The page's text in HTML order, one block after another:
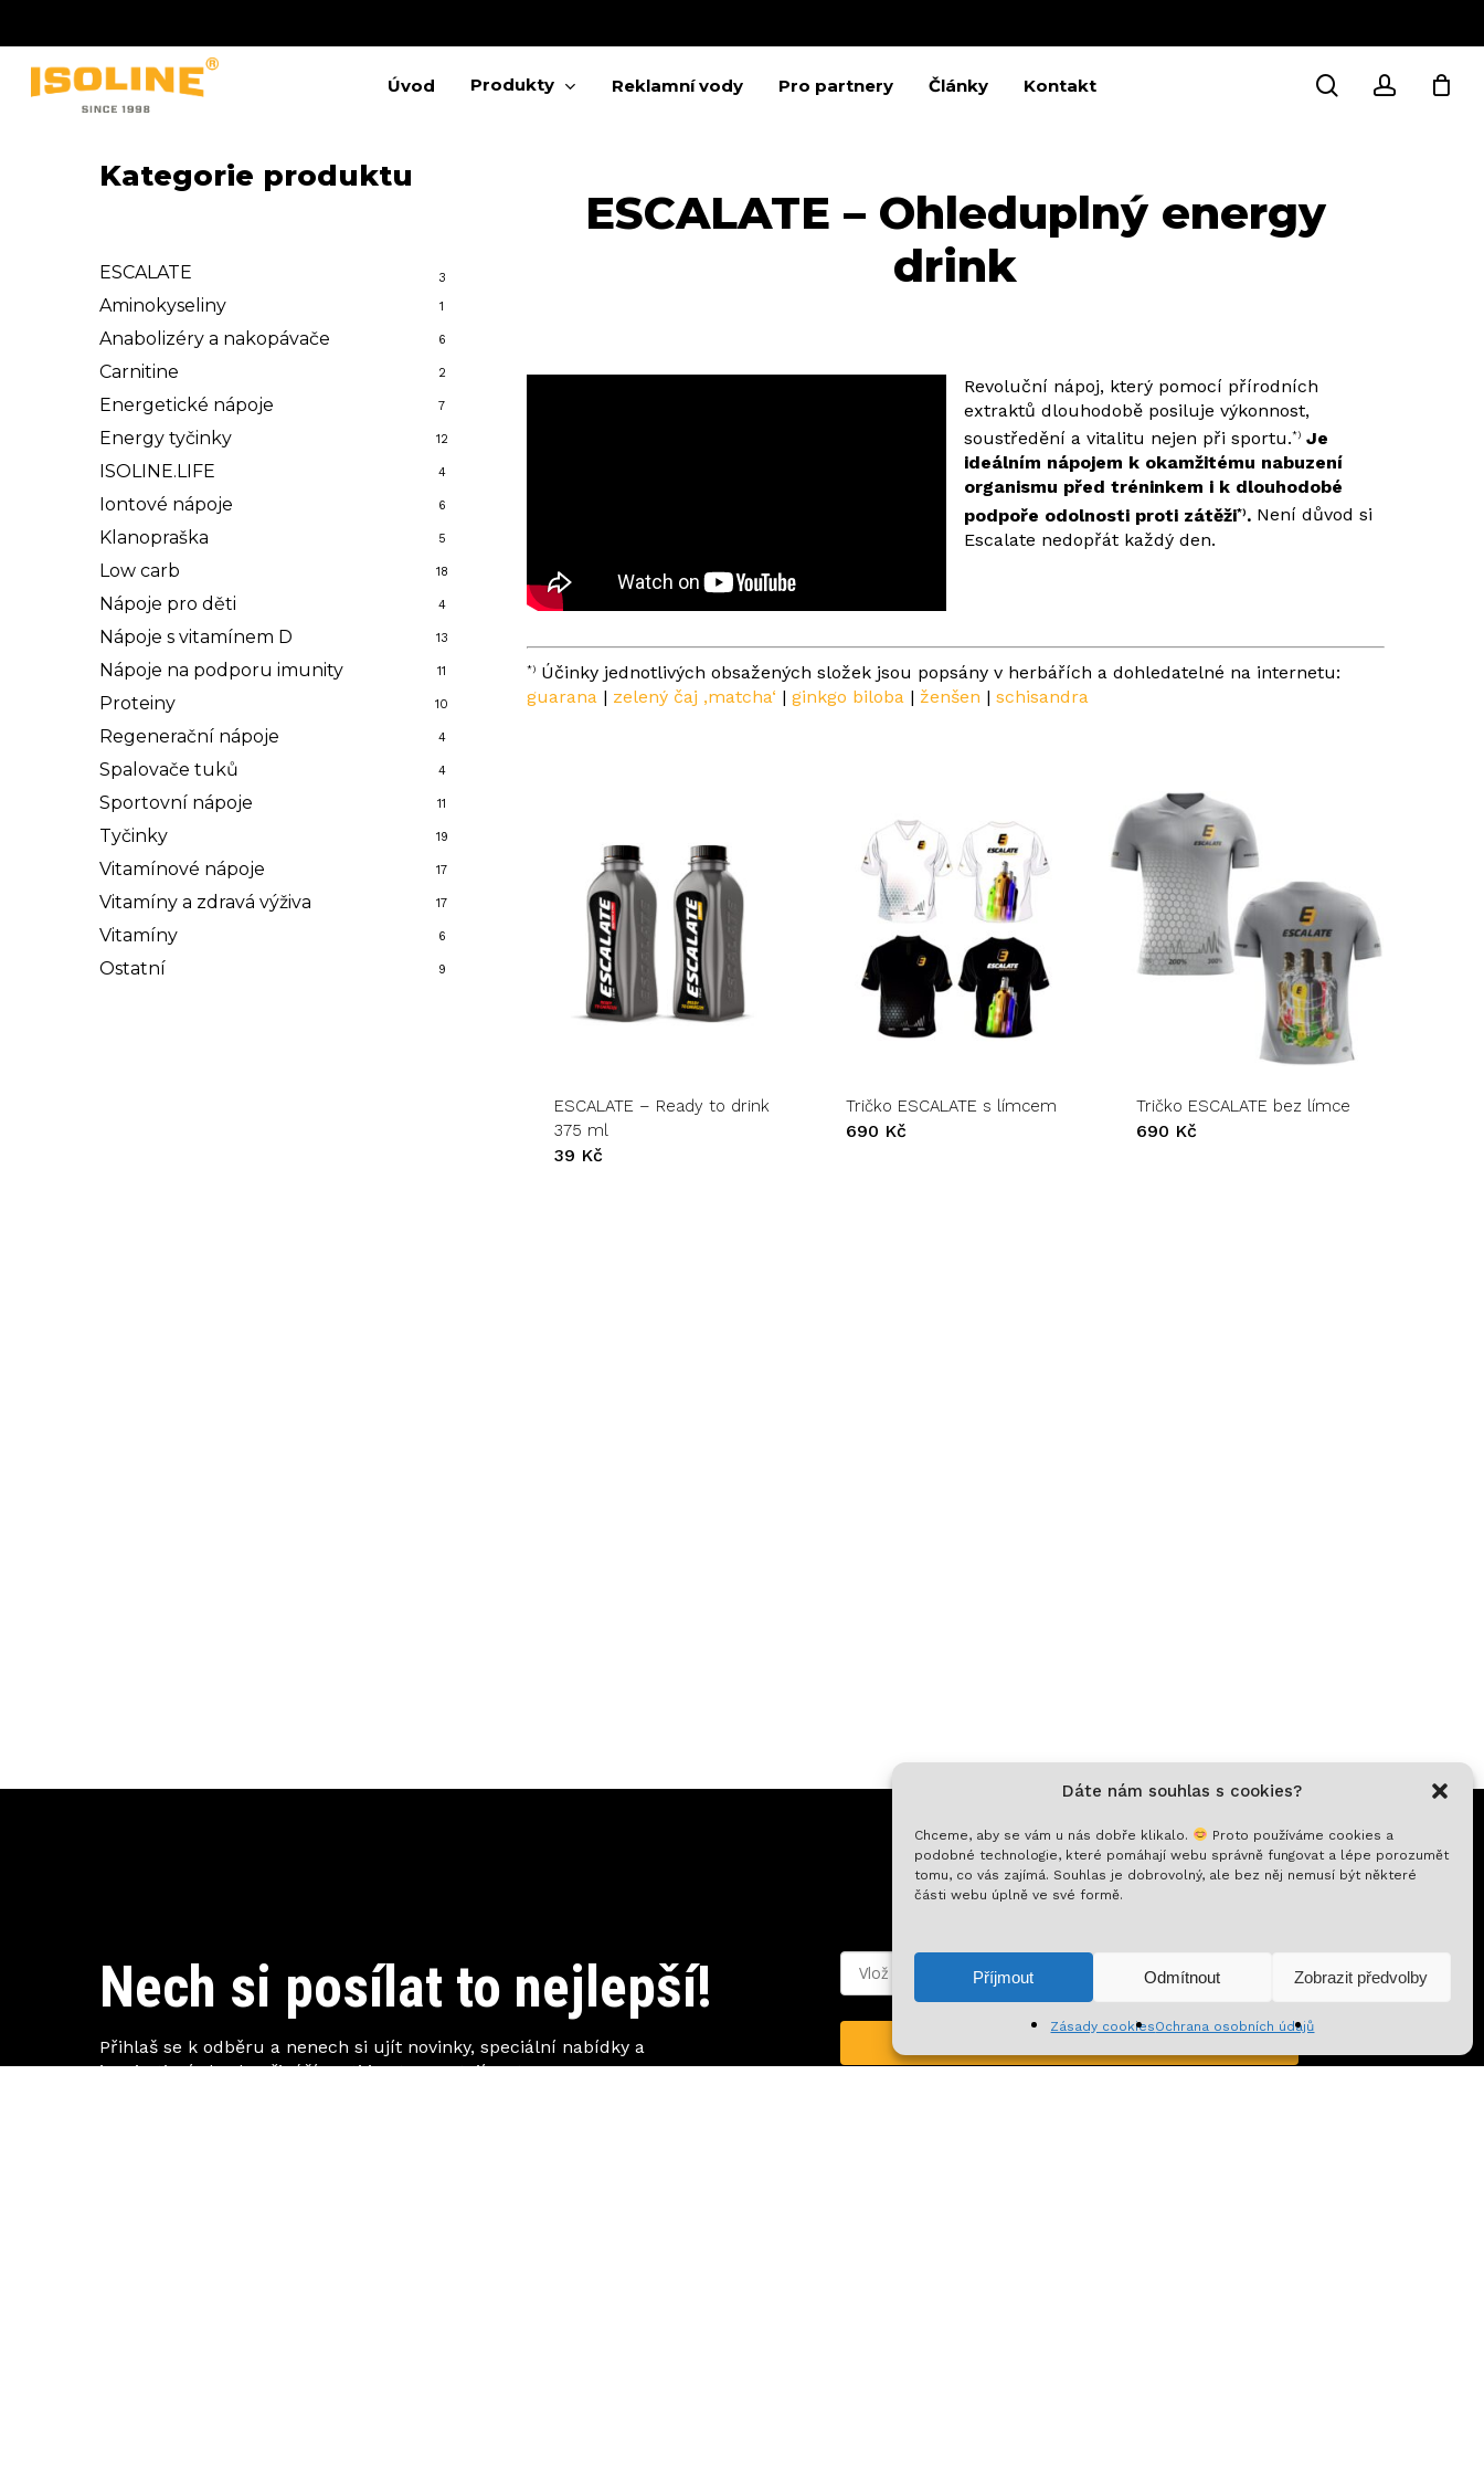
Dáte nám souhlas s cookies?
Chceme, aby se vám u nás dobře klikalo.
Proto používáme cookies a
podobné technologie, které pomáhají webu správně fungovat a lépe porozumět
tomu, co vás zajímá. Souhlas je dobrovolný, ale bez něj nemusí být některé
části webu úplně ve své formě.
Příjmout Odmítnout Zobrazit předvolby
Zásady cookiesOchrana osobních údajů
content
Stiskněte Enter pro vyhledávání nebo ESC pro zavření
Úvod Produkty Reklamní vody Pro partnery Články Kontakt searchaccount
Cart Close
Žádné produkty v košíku.
Zobrazit košík
ESCALATE – Ohleduplný energy
drink
Revoluční nápoj, který pomocí přírodních
extraktů dlouhodobě posiluje výkonnost,
soustředění a vitalitu nejen při sportu.*) Je
ideálním nápojem k okamžitému nabuzení
organismu před tréninkem i k dlouhodobé
podpoře odolnosti proti zátěži*) . Není důvod si
Escalate nedopřát každý den.
*)Účinky jednotlivých obsažených složek jsou popsány v herbářích a dohledatelné na internetu:
guarana| zelený čaj ‚matcha‘ | ginkgo biloba| ženšen | schisandra
produkt
variant.
Možnosti
lze
ESCALATE – Ready to drink
375 ml
39 Kč
produkt
variant.
Možnosti
Tričko ESCALATE s límcem
690 Kč
variant.
Možnosti
Tričko ESCALATE bez límce
690 Kč
Kategorie produktu
ESCALATE 3
Aminokyseliny 1
Anabolizéry a nakopávače 6
Carnitine 2
Energetické nápoje 7
Energy tyčinky 12
ISOLINE.LIFE 4
Iontové nápoje 6
Klanopraška 5
Low carb 18
Nápoje pro děti 4
Nápoje s vitamínem D 13
Nápoje na podporu imunity 11
Proteiny 10
Regenerační nápoje 4
Spalovače tuků 4
Sportovní nápoje 11
Tyčinky 19
Vitamínové nápoje 17
Vitamíny a zdravá výživa 17
Vitamíny 6
Ostatní 9
Nech si posílat to nejlepší!
Přihlaš se k odběru a nenech si ujít novinky, speciální nabídky a
inspirativní obsah. Přinášíme ti jen to, co stojí za to!